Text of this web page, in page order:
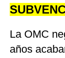
La OMC
años